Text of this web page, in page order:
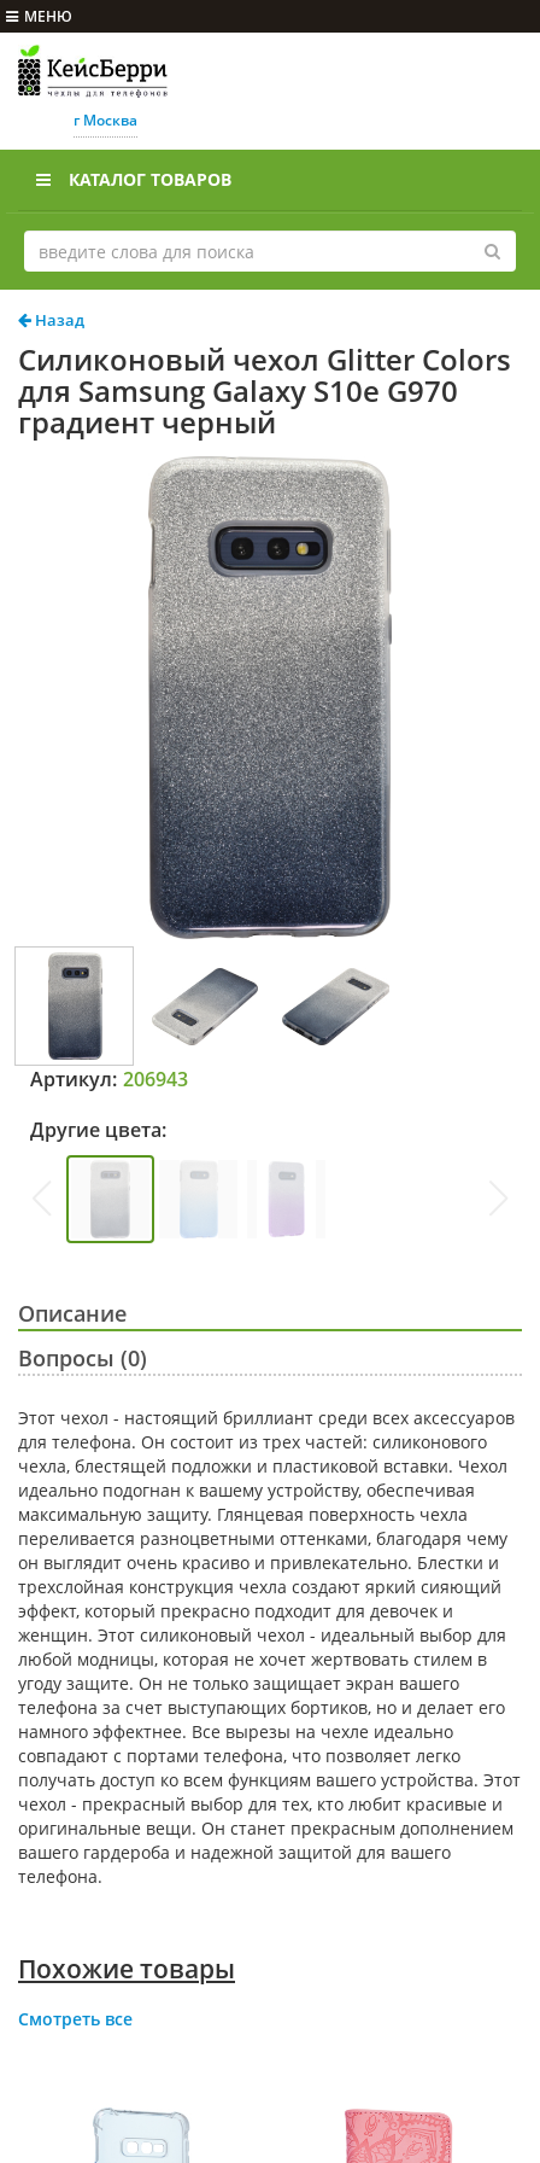
МЕНЮ
г Москва
КАТАЛОГ ТОВАРОВ
Назад
Силиконовый чехол Glitter Colors
для Samsung Galaxy S10e G970
градиент черный
Артикул: 206943
Другие цвета:
Описание
Вопросы (0)
Этот чехол - настоящий бриллиант среди всех аксессуаров
для телефона. Он состоит из трех частей: силиконового
чехла, блестящей подложки и пластиковой вставки. Чехол
идеально подогнан к вашему устройству, обеспечивая
максимальную защиту. Глянцевая поверхность чехла
переливается разноцветными оттенками, благодаря чему
он выглядит очень красиво и привлекательно. Блестки и
трехслойная конструкция чехла создают яркий сияющий
эффект, который прекрасно подходит для девочек и
женщин. Этот силиконовый чехол - идеальный выбор для
любой модницы, которая не хочет жертвовать стилем в
угоду защите. Он не только защищает экран вашего
телефона за счет выступающих бортиков, но и делает его
намного эффектнее. Все вырезы на чехле идеально
совпадают с портами телефона, что позволяет легко
получать доступ ко всем функциям вашего устройства. Этот
чехол - прекрасный выбор для тех, кто любит красивые и
оригинальные вещи. Он станет прекрасным дополнением
вашего гардероба и надежной защитой для вашего
телефона.
Похожие товары
Смотреть все